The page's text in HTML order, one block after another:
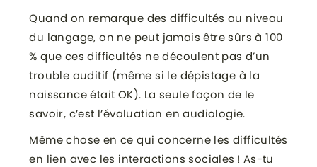
Quand on remarque des difficultés au niveau
du langage, on ne peut jamais être sûrs à 100
% que ces difficultés ne découlent pas d’un
trouble auditif (même si le dépistage à la
naissance était OK). La seule façon de le
savoir, c’est l’évaluation en audiologie.
Même chose en ce qui concerne les difficultés
en lien avec les interactions sociales ! As-tu